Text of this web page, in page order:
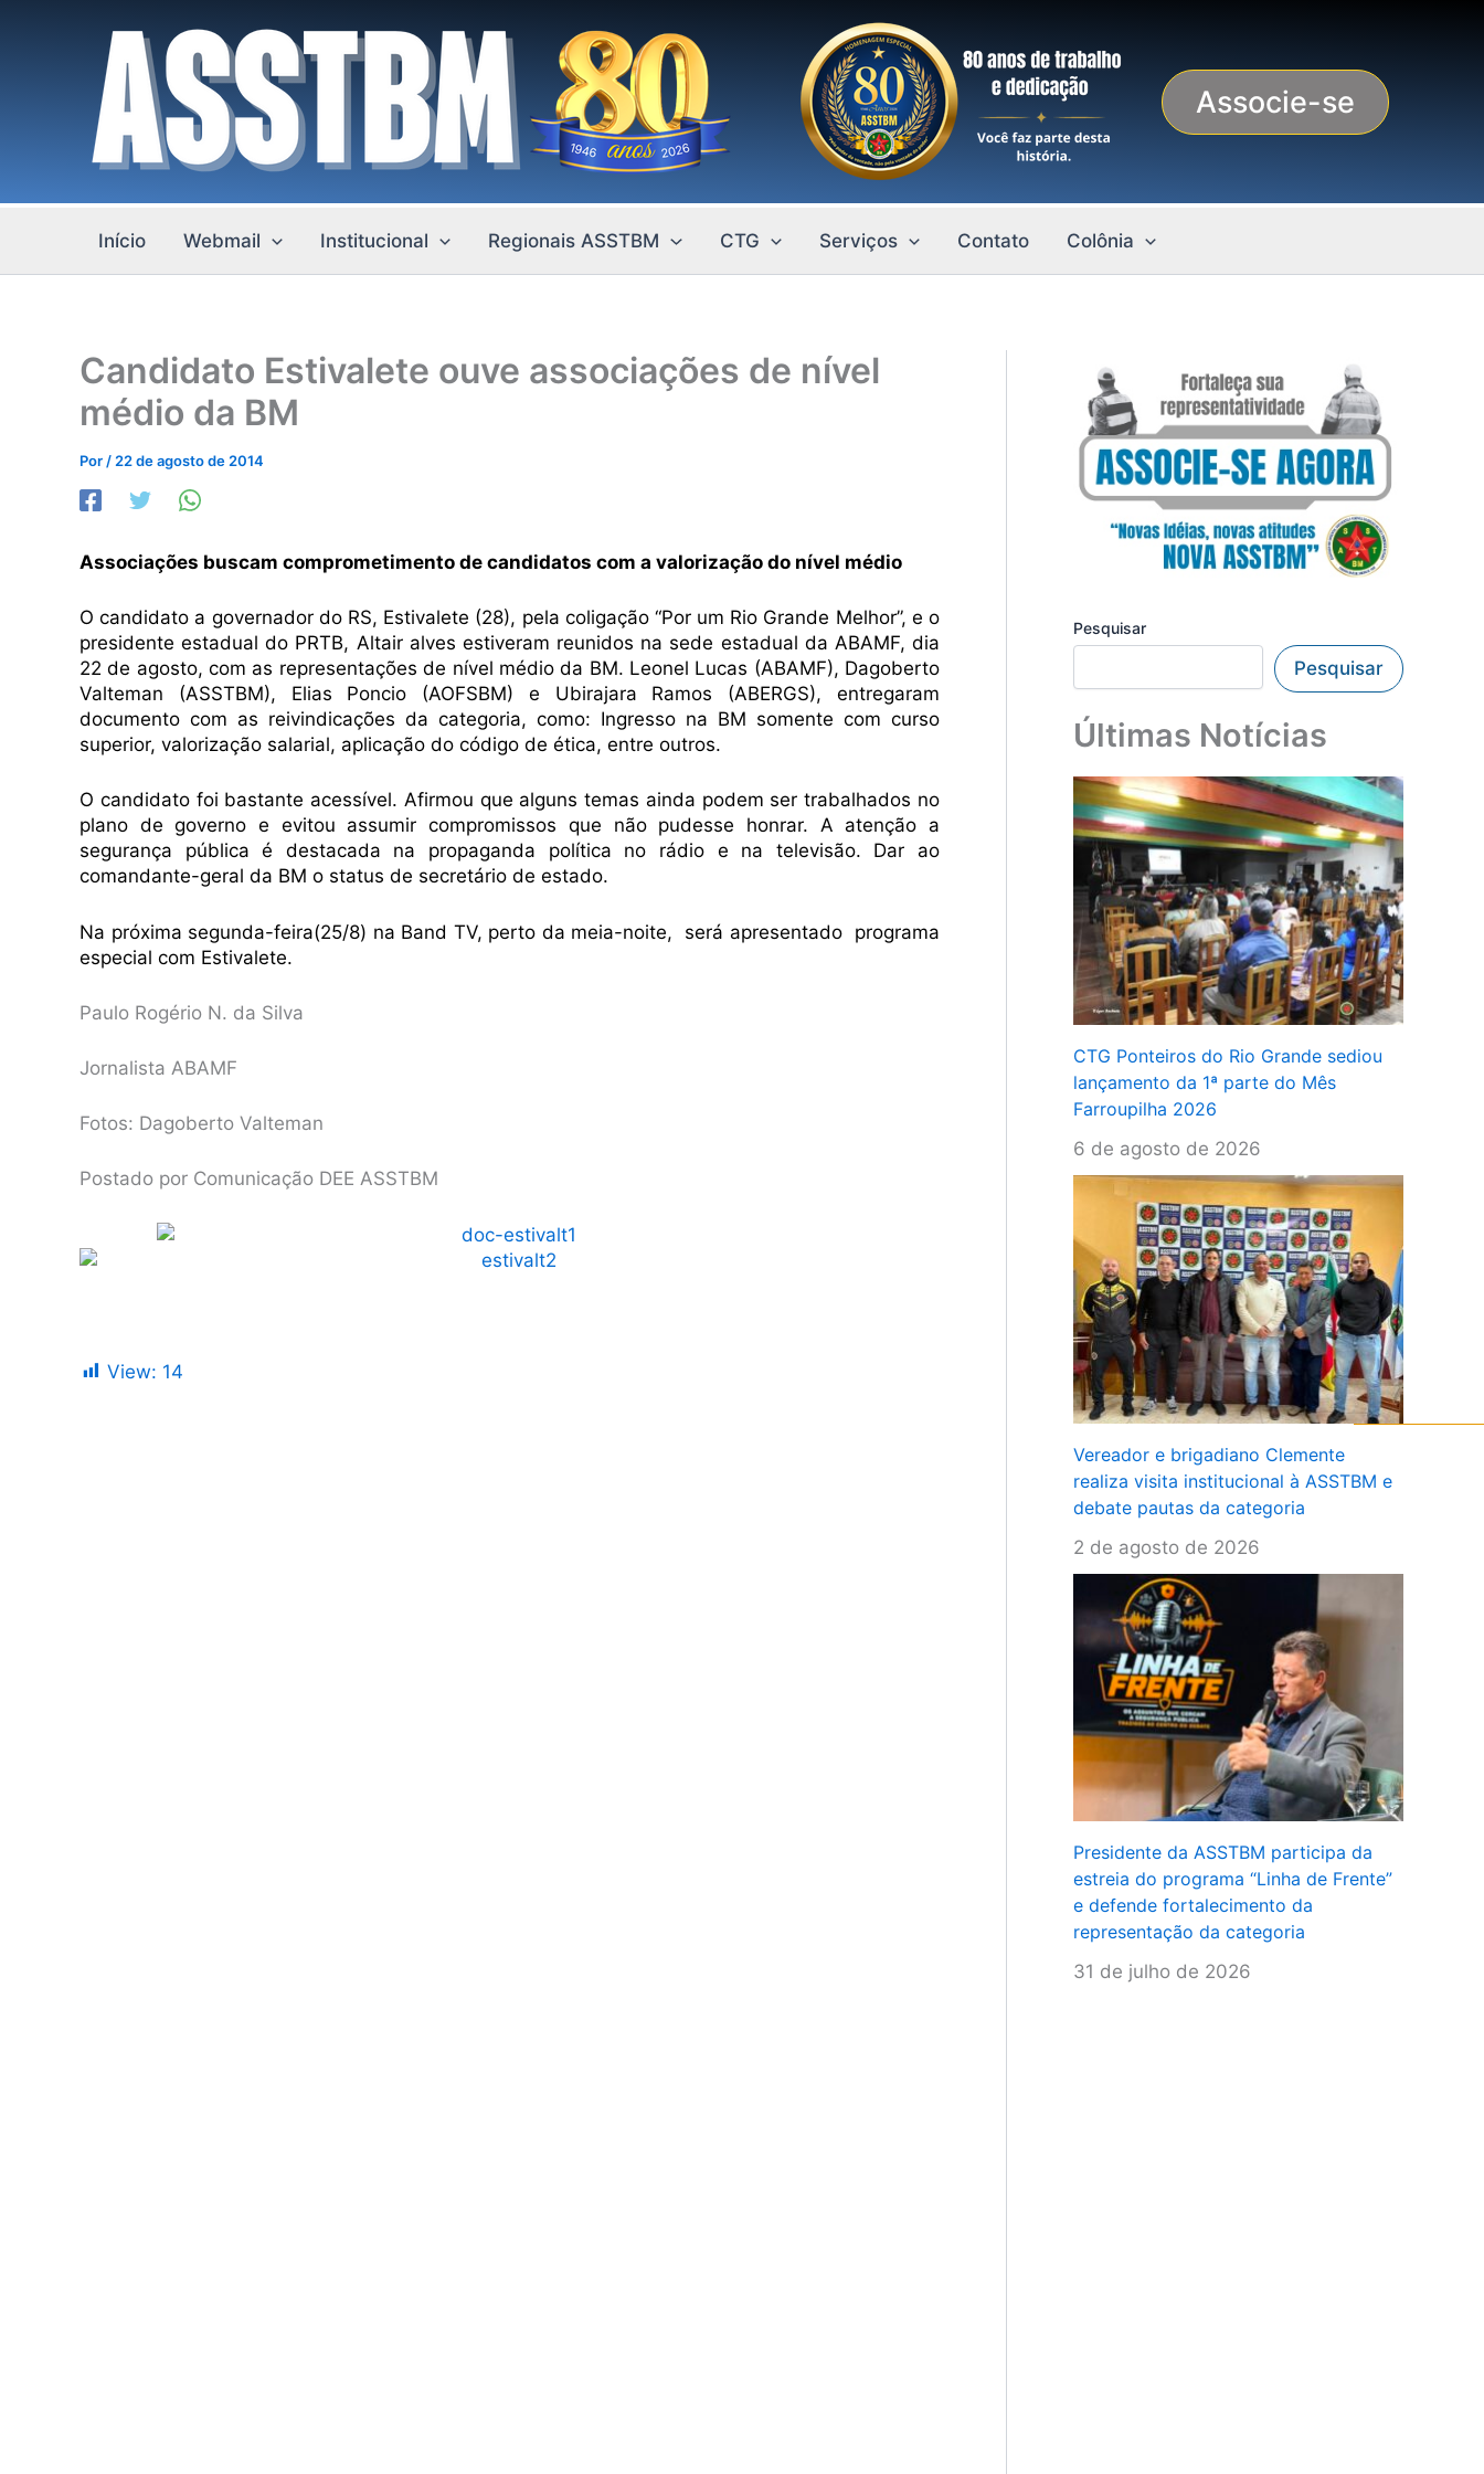
Associe-se
Início Webmail Institucional Regionais ASSTBM CTG Serviços Contato Colônia
Candidato Estivalete ouve associações de nível
médio da BM
Por / 22 de agosto de 2014
Associações buscam comprometimento de candidatos com a valorização do nível médio
O candidato a governador do RS, Estivalete (28), pela coligação “Por um Rio Grande Melhor”, e o
presidente estadual do PRTB, Altair alves estiveram reunidos na sede estadual da ABAMF, dia
22 de agosto, com as representações de nível médio da BM. Leonel Lucas (ABAMF), Dagoberto
Valteman (ASSTBM), Elias Poncio (AOFSBM) e Ubirajara Ramos (ABERGS), entregaram
documento com as reivindicações da categoria, como: Ingresso na BM somente com curso
superior, valorização salarial, aplicação do código de ética, entre outros.
O candidato foi bastante acessível. Afirmou que alguns temas ainda podem ser trabalhados no
plano de governo e evitou assumir compromissos que não pudesse honrar. A atenção a
segurança pública é destacada na propaganda política no rádio e na televisão. Dar ao
comandante-geral da BM o status de secretário de estado.
Na próxima segunda-feira(25/8) na Band TV, perto da meia-noite, será apresentado programa
especial com Estivalete.
Paulo Rogério N. da Silva
Jornalista ABAMF
Fotos: Dagoberto Valteman
Postado por Comunicação DEE ASSTBM
View: 14
Pesquisar
Pesquisar
Últimas Notícias
CTG Ponteiros do Rio Grande sediou
lançamento da 1ª parte do Mês
Farroupilha 2026
6 de agosto de 2026
Vereador e brigadiano Clemente
realiza visita institucional à ASSTBM e
debate pautas da categoria
2 de agosto de 2026
Presidente da ASSTBM participa da
estreia do programa “Linha de Frente”
e defende fortalecimento da
representação da categoria
31 de julho de 2026